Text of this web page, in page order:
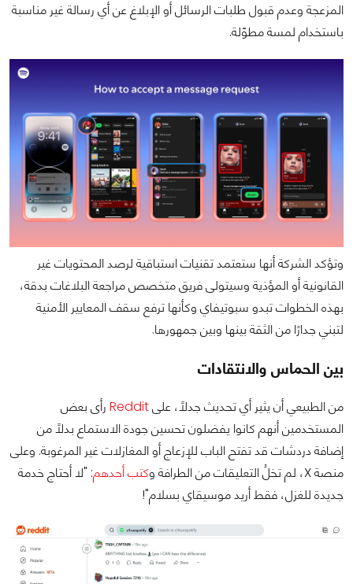
المزعجة وعدم قبول طلبات الرسائل أو الإبلاغ عن أي رسالة غير مناسبة
باستخدام لمسة مطوّلة.
وتؤكد الشركة أنها ستعتمد تقنيات استباقية لرصد المحتويات غير
القانونية أو المؤذية وسيتولى فريق متخصص مراجعة البلاغات بدقة،
بهذه الخطوات تبدو سبوتيفاي وكأنها ترفع سقف المعايير الأمنية
لتبني جدارًا من الثقة بينها وبين جمهورها.
بين الحماس والانتقادات
من الطبيعي أن يثير أي تحديث جدلًا، علىReddit رأى بعض
المستخدمين أنهم كانوا يفضلون تحسين جودة الاستماع بدلًا من
إضافة دردشات قد تفتح الباب للإزعاج أو المغازلات غير المرغوبة. وعلى
منصة X، لم تخلُ التعليقات من الطرافة و
كتب أحدهم: "لا أحتاج خدمة
جديدة للغزل، فقط أريد موسيقاي بسلام"!